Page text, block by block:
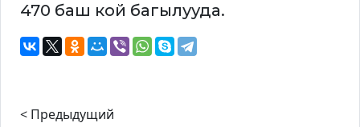
470 баш кой багылууда.
< Предыдущий